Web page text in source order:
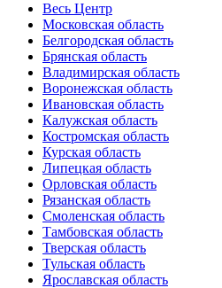
Весь Центр
Московская область
Белгородская область
Брянская область
Владимирская область
Воронежская область
Ивановская область
Калужская область
Костромская область
Курская область
Липецкая область
Орловская область
Рязанская область
Смоленская область
Тамбовская область
Тверская область
Тульская область
Ярославская область